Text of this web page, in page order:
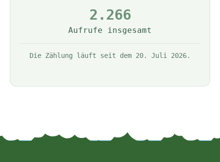
2.266
Aufrufe insgesamt
Die Zählung läuft seit dem 20. Juli 2026.